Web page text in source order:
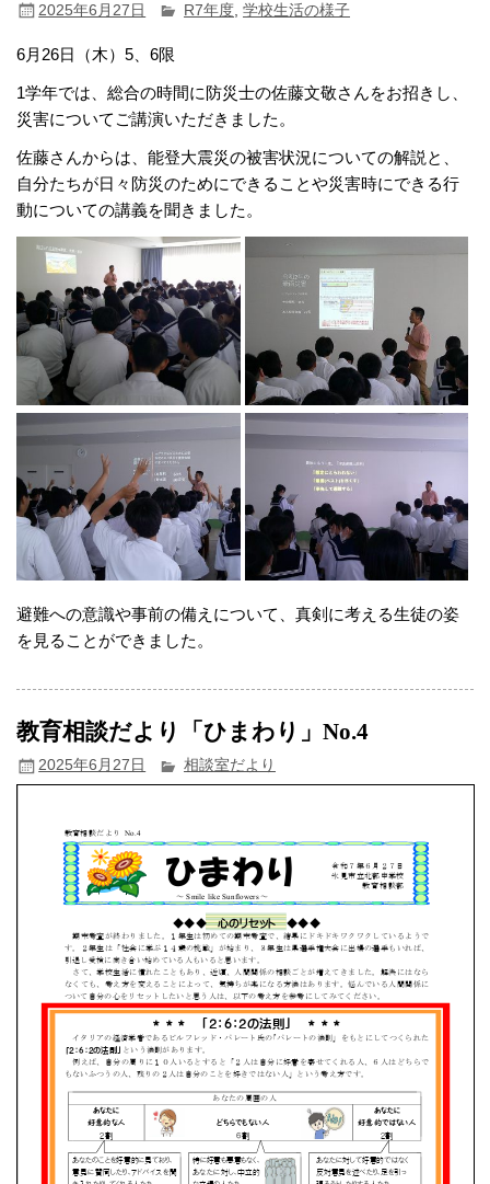
2025年6月27日 R7年度 ,学校生活の様子
6月26日（木）5、6限
1学年では、総合の時間に防災士の佐藤文敬さんをお招きし、
災害についてご講演いただきました。
佐藤さんからは、能登大震災の被害状況についての解説と、
自分たちが日々防災のためにできることや災害時にできる行
動についての講義を聞きました。
避難への意識や事前の備えについて、真剣に考える生徒の姿
を見ることができました。
教育相談だより「ひまわり」No.4
2025年6月27日 相談室だより